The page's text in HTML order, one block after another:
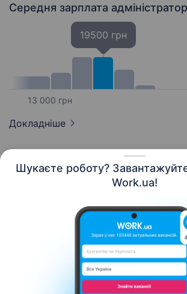
Шукаєте роботу?
Work.ua!
Середня зарплата
13 000 грн
19500 грн
Докладніше